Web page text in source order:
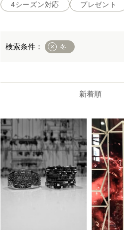
4シーズン対応
プレゼント
冬
新着順